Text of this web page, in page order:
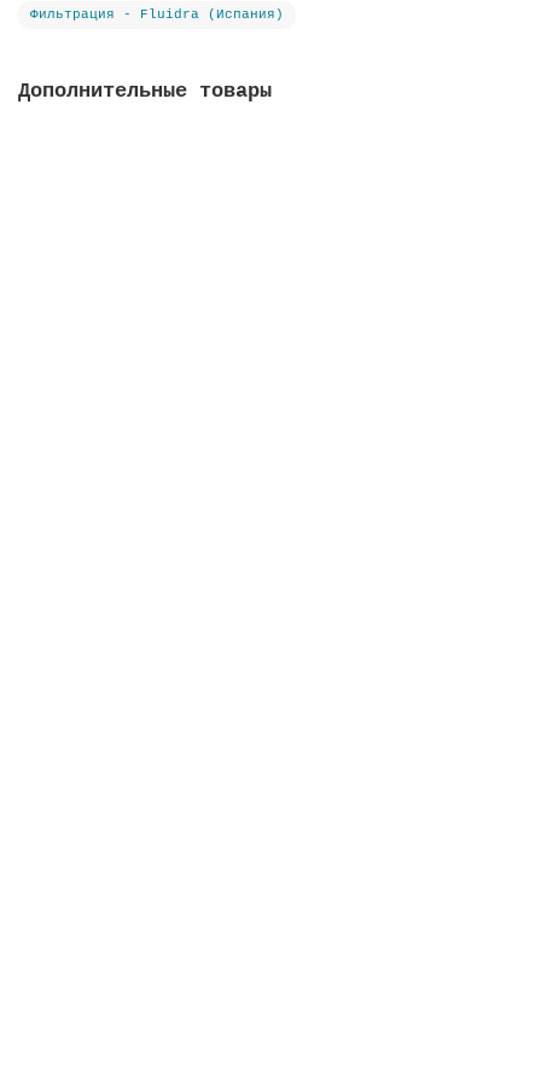
Фильтрация - Fluidra (Испания)
Дополнительные товары